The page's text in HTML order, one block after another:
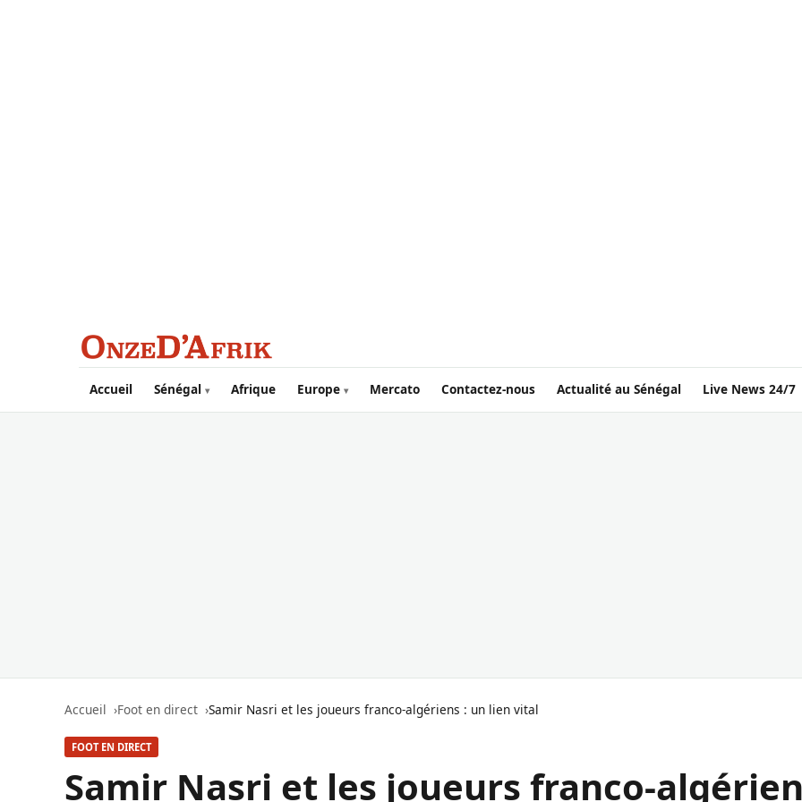
Aller au contenu principal
Accueil Sénégal Afrique Europe Mercato Contactez-nous Actualité au Sénégal Live News 24/7
Accueil Foot en direct Samir Nasri et les joueurs franco-algériens : un lien vital
FOOT EN DIRECT
Samir Nasri et les joueurs franco-